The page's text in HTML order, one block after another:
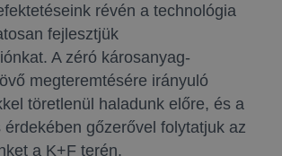
révén a technológia
fejlesztjük
A zéró károsanyag-
megteremtésére irányuló
töretlenül haladunk előre, és a
gőzerővel folytatjuk az
a K+F terén.